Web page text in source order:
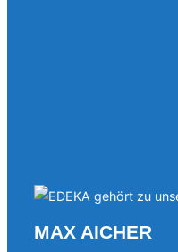
MAX AICHER